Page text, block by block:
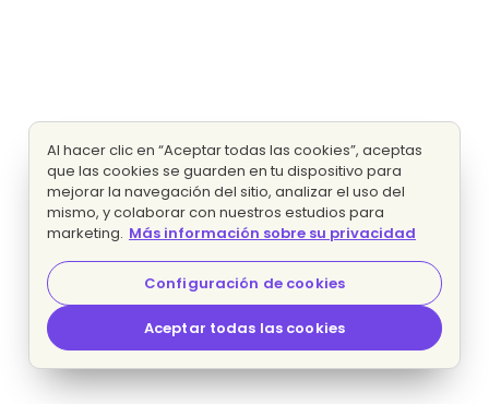
Al hacer clic en “Aceptar todas las cookies”, aceptas
que las cookies se guarden en tu dispositivo para
mejorar la navegación del sitio, analizar el uso del
mismo, y colaborar con nuestros estudios para
marketing. Más información sobre su privacidad
Configuración de cookies
Aceptar todas las cookies